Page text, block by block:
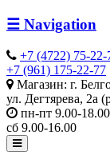
☰ Navigation
+7 (4722) 75-22-
+7 (961) 175-22-77
Магазин: г.
ул. Дегтярева, 2а
пн-пт 9.00-18.00
сб 9.00-16.00